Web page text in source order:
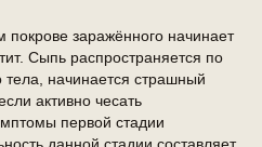
покрове заражённого начинает
Сыпь распространяется по
тела, начинается страшный
активно чесать
первой стадии